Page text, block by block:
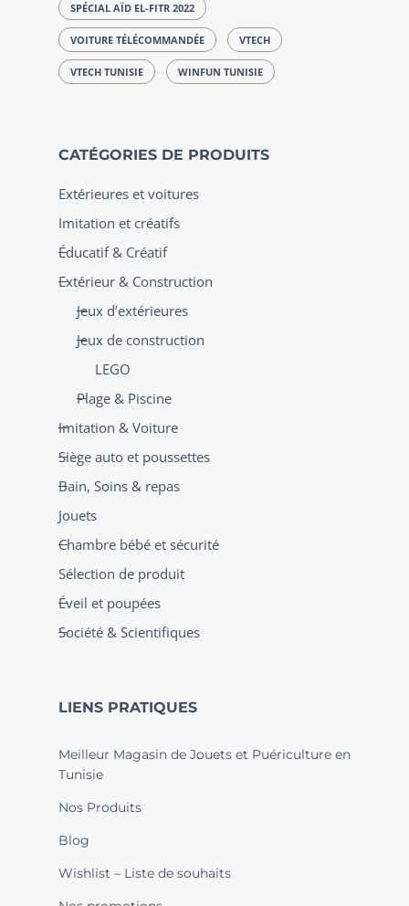
SPÉCIAL AÏD EL-FITR 2022
VOITURE TÉLÉCOMMANDÉE VTECH
VTECH TUNISIE WINFUN TUNISIE
CATÉGORIES DE PRODUITS
Extérieures et voitures
Imitation et créatifs
Éducatif & Créatif
Extérieur & Construction
Jeux d’extérieures
Jeux de construction
LEGO
Plage & Piscine
Imitation & Voiture
Siège auto et poussettes
Bain, Soins & repas
Jouets
Chambre bébé et sécurité
Sélection de produit
Éveil et poupées
Société & Scientifiques
LIENS PRATIQUES
Meilleur Magasin de Jouets et Puériculture en
Tunisie
Nos Produits
Blog
Wishlist – Liste de souhaits